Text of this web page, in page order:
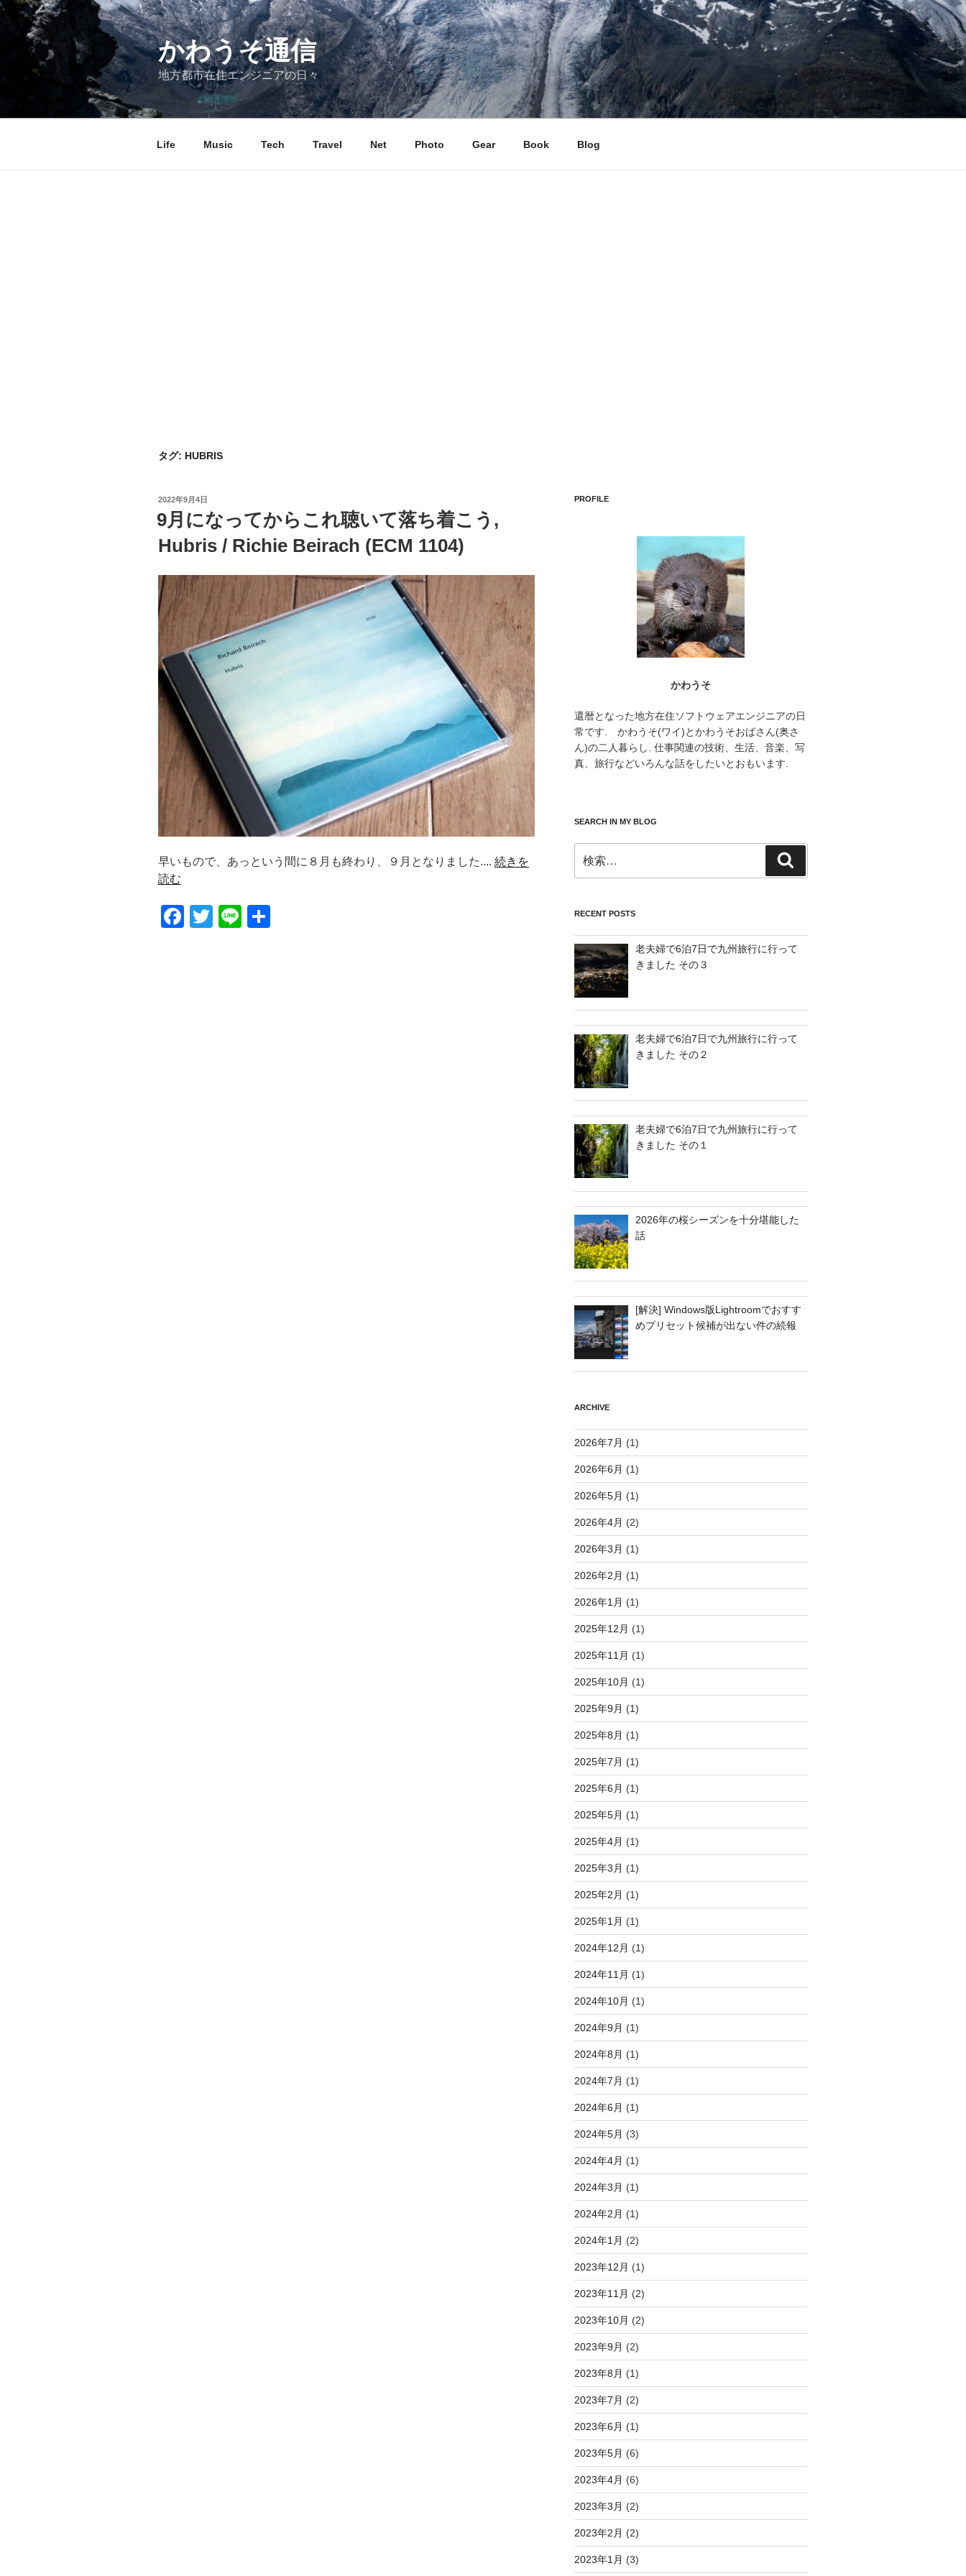
コ
かわうそ通信
地方都市在住エンジニアの日々
Life Music Tech Travel Net Photo Gear Book Blog
タグ: HUBRIS
投
日:
2022年9月4日
9月になってからこれ聴いて落ち着こう,
Hubris / Richie Beirach (ECM 1104)
早いもので、あっという間に８月も終わり、９月となりました.... 続きを
読む
F
T
Li
PROFILE
かわうそ
還暦となった地方在住ソフトウェアエンジニアの日
常です. かわうそ(ワイ)とかわうそおばさん(奥さ
ん)の二人暮らし. 仕事関連の技術、生活、音楽、写
真、旅行などいろんな話をしたいとおもいます.
SEARCH IN MY BLOG
索:
索
RECENT POSTS
老夫婦で6泊7日で九州旅行に行って
きました その３
老夫婦で6泊7日で九州旅行に行って
きました その２
老夫婦で6泊7日で九州旅行に行って
きました その１
2026年の桜シーズンを十分堪能した
話
[解決] Windows版Lightroomでおすす
めプリセット候補が出ない件の続報
ARCHIVE
2026年7月 (1)
2026年6月 (1)
2026年5月 (1)
2026年4月 (2)
2026年3月 (1)
2026年2月 (1)
2026年1月 (1)
2025年12月 (1)
2025年11月 (1)
2025年10月 (1)
2025年9月 (1)
2025年8月 (1)
2025年7月 (1)
2025年6月 (1)
2025年5月 (1)
2025年4月 (1)
2025年3月 (1)
2025年2月 (1)
2025年1月 (1)
2024年12月 (1)
2024年11月 (1)
2024年10月 (1)
2024年9月 (1)
2024年8月 (1)
2024年7月 (1)
2024年6月 (1)
2024年5月 (3)
2024年4月 (1)
2024年3月 (1)
2024年2月 (1)
2024年1月 (2)
2023年12月 (1)
2023年11月 (2)
2023年10月 (2)
2023年9月 (2)
2023年8月 (1)
2023年7月 (2)
2023年6月 (1)
2023年5月 (6)
2023年4月 (6)
2023年3月 (2)
2023年2月 (2)
2023年1月 (3)